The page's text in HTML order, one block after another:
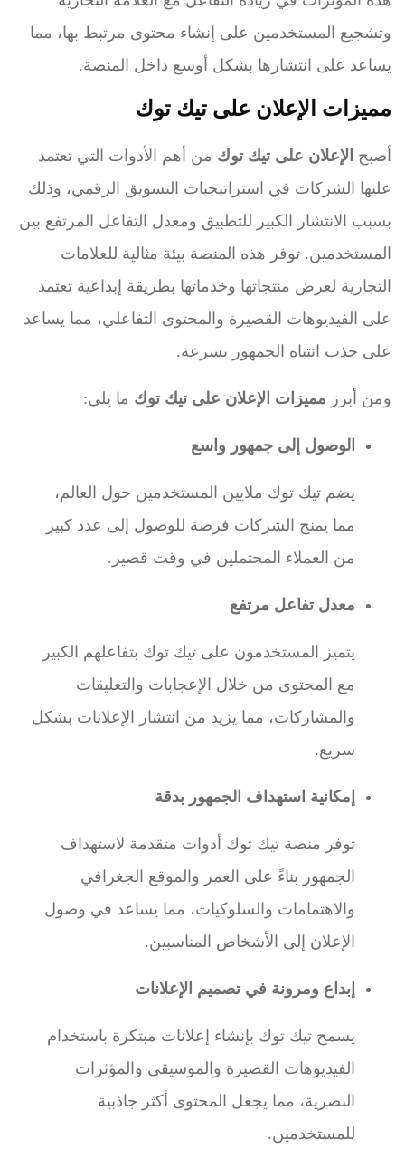
وتشجيع المستخدمين على إنشاء محتوى مرتبط بها، مما
يساعد على انتشارها بشكل أوسع داخل المنصة.
مميزات الإعلان على تيك توك
أصبح الإعلان على تيك توك من أهم الأدوات التي تعتمد
عليها الشركات في استراتيجيات التسويق الرقمي، وذلك
بسبب الانتشار الكبير للتطبيق ومعدل التفاعل المرتفع بين
المستخدمين. توفر هذه المنصة بيئة مثالية للعلامات
التجارية لعرض منتجاتها وخدماتها بطريقة إبداعية تعتمد
على الفيديوهات القصيرة والمحتوى التفاعلي، مما يساعد
على جذب انتباه الجمهور بسرعة.
ومن أبرز مميزات الإعلان على تيك توك ما يلي:
الوصول إلى جمهور واسع
يضم تيك توك ملايين المستخدمين حول العالم،
مما يمنح الشركات فرصة للوصول إلى عدد كبير
من العملاء المحتملين في وقت قصير.
معدل تفاعل مرتفع
يتميز المستخدمون على تيك توك بتفاعلهم الكبير
مع المحتوى من خلال الإعجابات والتعليقات
والمشاركات، مما يزيد من انتشار الإعلانات بشكل
سريع.
إمكانية استهداف الجمهور بدقة
توفر منصة تيك توك أدوات متقدمة لاستهداف
الجمهور بناءً على العمر والموقع الجغرافي
والاهتمامات والسلوكيات، مما يساعد في وصول
الإعلان إلى الأشخاص المناسبين.
إبداع ومرونة في تصميم الإعلانات
يسمح تيك توك بإنشاء إعلانات مبتكرة باستخدام
الفيديوهات القصيرة والموسيقى والمؤثرات
البصرية، مما يجعل المحتوى أكثر جاذبية
للمستخدمين.